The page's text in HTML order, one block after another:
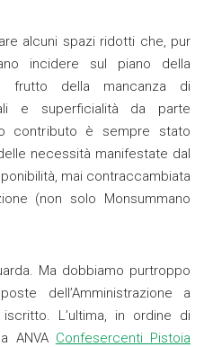
alcuni spazi ridotti che, pur
incidere sul piano della
frutto della mancanza di
e superficialità da parte
contributo è sempre stato
necessità manifestate dal
mai contraccambiata
(non solo Monsummano
Ma dobbiamo purtroppo
dell’Amministrazione a
L’ultima, in ordine di
ANVA Confesercenti Pistoia